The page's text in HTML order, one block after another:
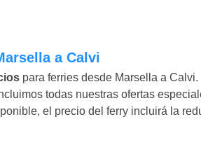
a Calvi
para ferries desde Marsella a Calvi.
todas nuestras ofertas
el precio del ferry incluirá la